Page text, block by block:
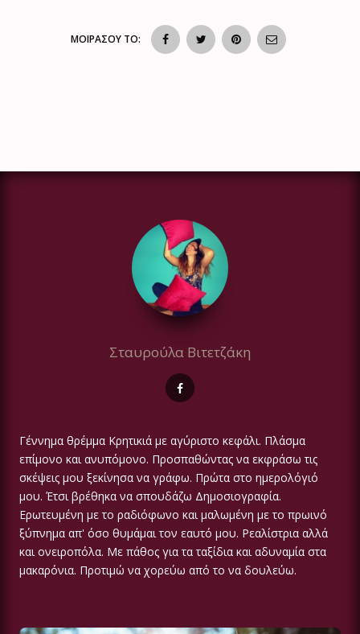
ΜΟΙΡΑΣΟΥ ΤΟ:
Σταυρούλα Βιτετζάκη
Γέννημα θρέμμα Κρητικιά με αγύριστο κεφάλι. Πλάσμα
επίμονο και ανυπόμονο. Προσπαθώντας να εκφράσω τις
σκέψεις μου ξεκίνησα να γράφω. Πρώτα στο ημερολόγιό
μου. Έτσι βρέθηκα να σπουδάζω Δημοσιογραφία.
Ερωτευμένη με το ραδιόφωνο και μαλωμένη με το πρωινό
ξύπνημα απ' όσο θυμάμαι τον εαυτό μου. Ρεαλίστρια αλλά
και ονειροπόλα. Με πάθος για τα ταξίδια και αδυναμία στα
μακαρόνια. Προτιμώ να χορεύω από το να δουλεύω.